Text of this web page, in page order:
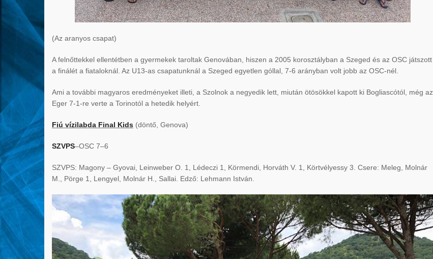
(Az aranyos csapat)
A felnőttekkel ellentétben a gyermekek taroltak Genovában, hiszen a 2005 korosztályban a Szeged és az OSC játszott
a finálét a fiataloknál. Az U13-as csapatunknál a Szeged egyetlen góllal, 7-6 arányban volt jobb az OSC-nél.
Ami a további magyaros eredményeket illeti, a Szolnok a negyedik lett, miután ötösökkel kapott ki Bogliascótól, még az
Eger 7-1-re verte a Torinotól a hetedik helyért.
Fiú vízilabda Final Kids (döntő, Genova)
SZVPS–OSC 7–6
SZVPS: Magony – Gyovai, Leinweber O. 1, Lédeczi 1, Körmendi, Horváth V. 1, Körtvélyessy 3. Csere: Meleg, Molnár
M., Pörge 1, Lengyel, Molnár H., Sallai. Edző: Lehmann István.